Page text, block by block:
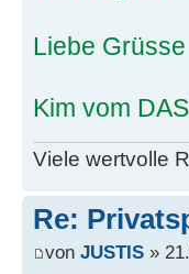
Liebe Grüsse
Kim vom
Viele wertvolle
Re:
von JUSTIS »